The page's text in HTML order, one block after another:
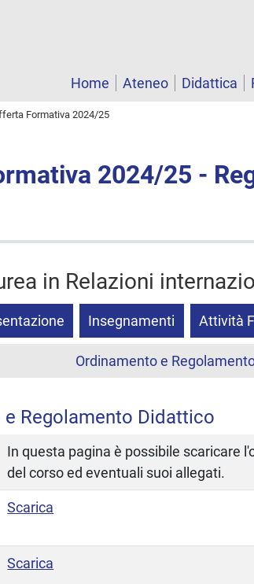
Home
Ateneo Didattica
Formativa 2024/25
2024/25 -
in Relazioni
Insegnamenti Attività
Ordinamento e
Regolamento Didattico
In questa pagina è possibile scaricare
del corso ed eventuali suoi allegati.
Scarica
Scarica